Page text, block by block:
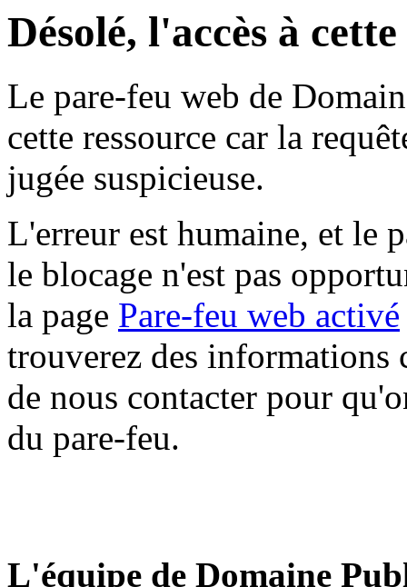
Désolé, l'accès à
Le pare-feu web de
cette ressource car la
jugée suspicieuse.
L'erreur est humaine, et le
le blocage n'est pas
la page Pare-feu web activé
trouverez des informations
de nous contacter pour
du pare-feu.
L'équipe de Domaine